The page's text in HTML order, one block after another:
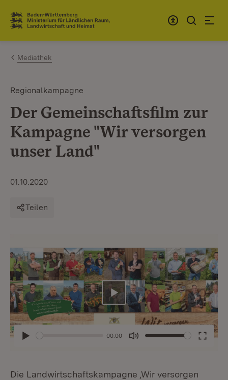
Zum Inhalt springen
Link zur Startseite
Mediathek
Regionalkampagne
Der Gemeinschaftsfilm zur
Kampagne "Wir versorgen
unser Land"
01.10.2020
Teilen
00:00
Abspielen
Die Landwirtschaftskampagne ‚Wir versorgen